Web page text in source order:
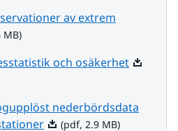
av extrem
MB)
och osäkerhetPdf, 1
nederbördsdata
Pdf, 2.9 MB.
(pdf, 2.9 MB)